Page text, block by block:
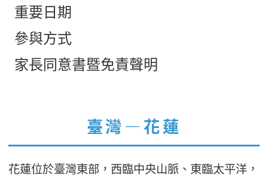
重要日期
參與方式
家長同意書暨免責聲明
臺灣—花蓮
花蓮位於臺灣東部，西臨中央山脈、東臨太平洋，